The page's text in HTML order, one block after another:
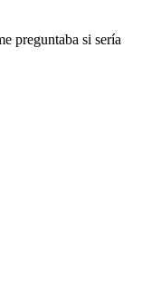
preguntaba si sería